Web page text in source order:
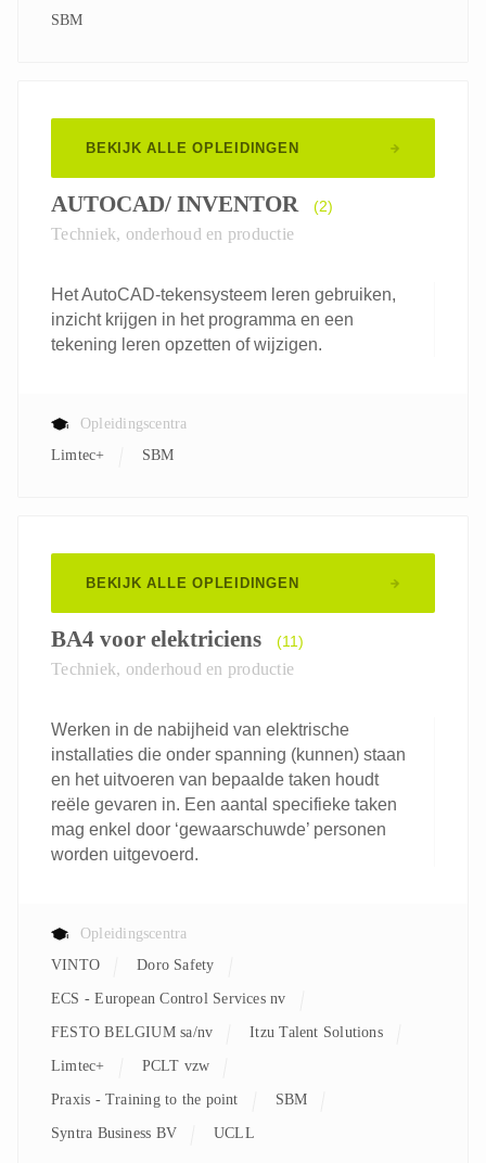
SBM
BEKIJK ALLE OPLEIDINGEN
AUTOCAD/ INVENTOR (2)
Techniek, onderhoud en productie
Het AutoCAD-tekensysteem leren gebruiken,
inzicht krijgen in het programma en een
tekening leren opzetten of wijzigen.
Opleidingscentra
Limtec+
SBM
BEKIJK ALLE OPLEIDINGEN
BA4 voor elektriciens (11)
Techniek, onderhoud en productie
Werken in de nabijheid van elektrische
installaties die onder spanning (kunnen) staan
en het uitvoeren van bepaalde taken houdt
reële gevaren in. Een aantal specifieke taken
mag enkel door ‘gewaarschuwde’ personen
worden uitgevoerd.
Opleidingscentra
VINTO
Doro Safety
ECS - European Control Services nv
FESTO BELGIUM sa/nv Itzu Talent Solutions
Limtec+ PCLT vzw
Praxis - Training to the point SBM
Syntra Business BV UCLL